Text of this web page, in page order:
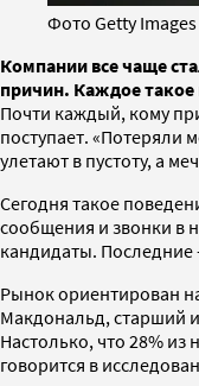
Фото Getty Images
Компании все чаще
причин. Каждое такое
Почти каждый, кому
поступает. «Потеряли
улетают в пустоту, а
Сегодня такое
сообщения и звонки в
кандидаты. Последние
Рынок ориентирован
Макдональд, старший
Настолько, что 28% из
говорится в